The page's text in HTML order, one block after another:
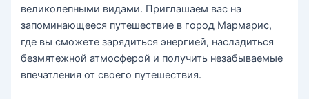
великолепными видами. Приглашаем вас на
запоминающееся путешествие в город Мармарис,
где вы сможете зарядиться энергией, насладиться
безмятежной атмосферой и получить незабываемые
впечатления от своего путешествия.